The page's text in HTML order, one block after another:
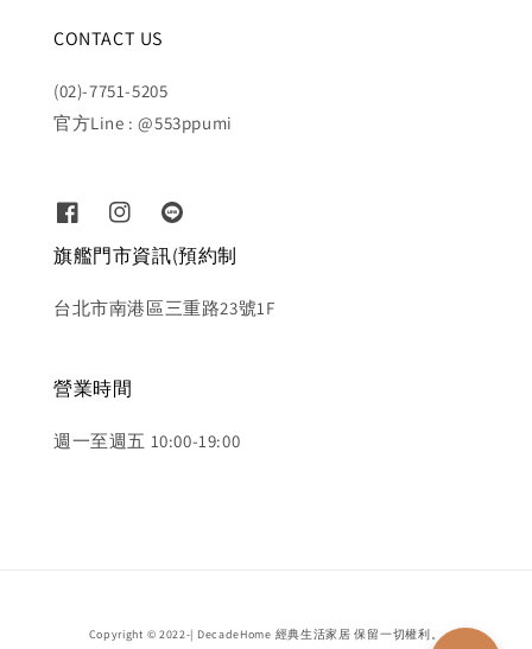
CONTACT US
(02)-7751-5205
官方Line : @553ppumi
旗艦門市資訊(預約制
台北市南港區三重路23號1F
營業時間
週一至週五 10:00-19:00
Copyright © 2022-| DecadeHome 經典生活家居 保留一切權利。